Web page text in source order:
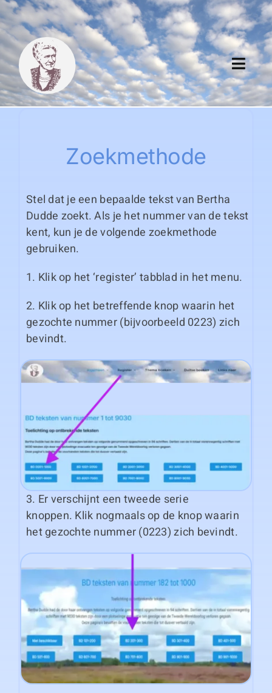
Skip
to
content
Algemeen
Duitse boeken
Zoekmethode
Stel dat je een bepaalde tekst van Bertha
Dudde zoekt. Als je het nummer van de tekst
kent, kun je de volgende zoekmethode
gebruiken.
1. Klik op het ‘register’ tabblad in het menu.
2. Klik op het betreffende knop waarin het
gezochte nummer (bijvoorbeeld 0223) zich
bevindt.
3. Er verschijnt een tweede serie
knoppen. Klik nogmaals op de knop waarin
het gezochte nummer (0223) zich bevindt.